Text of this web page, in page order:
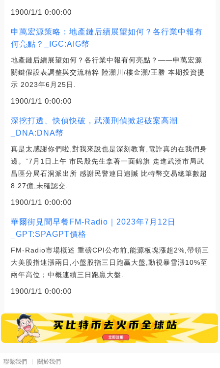
1900/1/1 0:00:00
申萬宏源策略：地產鏈后續展望如何？各行業中報有
何亮點？_IGC:AIG幣
地產鏈后續展望如何？各行業中報有何亮點？——申萬宏源
關鍵假設表調整與交流精粹 陸灝川/樓金灝/王勝 本期投資提
示 2023年6月25日.
1900/1/1 0:00:00
深挖打透、快偵快破，武漢刑偵掀起破案高潮
_DNA:DNA幣
真是太感謝你們啦,對我來說也是深刻教育,電詐真的在我們身
邊。”7月1日上午 市民殷先生拿著一面錦旗 走進武漢市局武
昌區分局石洞派出所 感謝民警連日追贓 比特幣交易總筆數超
8.27億,未確認交.
1900/1/1 0:00:00
華爾街見聞早餐FM-Radio｜2023年7月12日
_GPT:SPAGPT價格
FM-Radio市場概述 重磅CPI公布前,能源板塊漲超2%,帶領三
大美股指連漲兩日,小盤股指三日跑贏大盤,動視暴雪漲10%至
兩年高位；中概連續三日跑贏大盤.
1900/1/1 0:00:00
聯繫我們 關於我們